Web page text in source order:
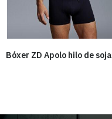
Bóxer ZD Apolo hilo de soja